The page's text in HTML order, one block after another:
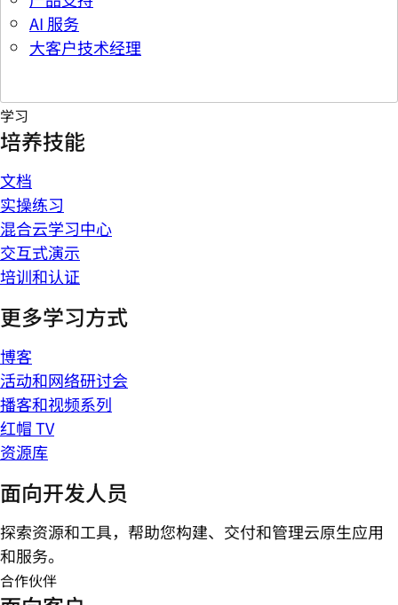
AI 服务
大客户技术经理
学习
培养技能
文档
实操练习
混合云学习中心
交互式演示
培训和认证
更多学习方式
博客
活动和网络研讨会
播客和视频系列
红帽 TV
资源库
面向开发人员
探索资源和工具，帮助您构建、交付和管理云原生应用
和服务。
合作伙伴